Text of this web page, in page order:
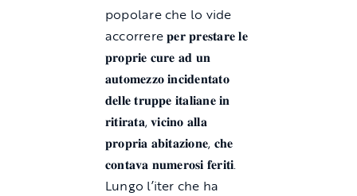
popolare che lo vide
accorrere 𝐩𝐞𝐫 𝐩𝐫𝐞𝐬𝐭𝐚𝐫𝐞 𝐥𝐞
𝐩𝐫𝐨𝐩𝐫𝐢𝐞 𝐜𝐮𝐫𝐞 𝐚𝐝 𝐮𝐧
𝐚𝐮𝐭𝐨𝐦𝐞𝐳𝐳𝐨 𝐢𝐧𝐜𝐢𝐝𝐞𝐧𝐭𝐚𝐭𝐨
𝐝𝐞𝐥𝐥𝐞 𝐭𝐫𝐮𝐩𝐩𝐞 𝐢𝐭𝐚𝐥𝐢𝐚𝐧𝐞 𝐢𝐧
𝐫𝐢𝐭𝐢𝐫𝐚𝐭𝐚, 𝐯𝐢𝐜𝐢𝐧𝐨 𝐚𝐥𝐥𝐚
𝐩𝐫𝐨𝐩𝐫𝐢𝐚 𝐚𝐛𝐢𝐭𝐚𝐳𝐢𝐨𝐧𝐞, 𝐜𝐡𝐞
𝐜𝐨𝐧𝐭𝐚𝐯𝐚 𝐧𝐮𝐦𝐞𝐫𝐨𝐬𝐢 𝐟𝐞𝐫𝐢𝐭𝐢.
Lungo l’iter che ha